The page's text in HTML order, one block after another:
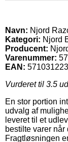
Navn: Njord
Kategori: Njord
Producent:
Varenummer:
EAN:
Vurderet til 3.5
En stor portion
udvalg af
leveret til et
bestilte varer
Fragtløsningen